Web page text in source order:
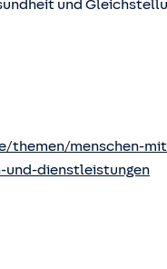
und
themen/menschen-
dienstleistungen